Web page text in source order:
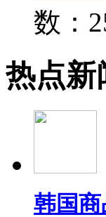
数：
热点新
韩国